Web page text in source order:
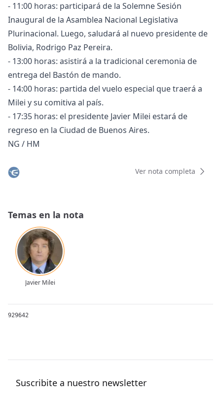
- 11:00 horas: participará de la Solemne Sesión
Inaugural de la Asamblea Nacional Legislativa
Plurinacional. Luego, saludará al nuevo presidente de
Bolivia, Rodrigo Paz Pereira.
- 13:00 horas: asistirá a la tradicional ceremonia de
entrega del Bastón de mando.
- 14:00 horas: partida del vuelo especial que traerá a
Milei y su comitiva al país.
- 17:35 horas: el presidente Javier Milei estará de
regreso en la Ciudad de Buenos Aires.
NG / HM
Ver nota completa
Temas en la nota
Javier Milei
929642
Suscribite a nuestro newsletter